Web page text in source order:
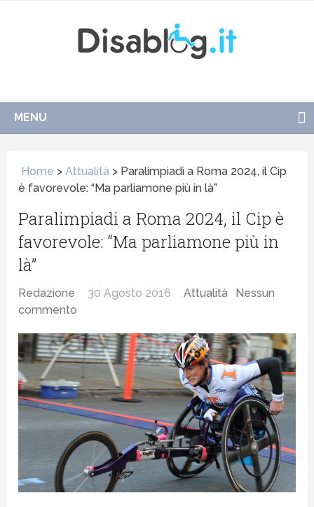
MENU
Home >Attualità > Paralimpiadi a Roma 2024, il Cip
è favorevole: “Ma parliamone più in là”
Paralimpiadi a Roma 2024, il Cip è
favorevole: “Ma parliamone più in
là”
Redazione 30 Agosto 2016 Attualità
Nessun
commento